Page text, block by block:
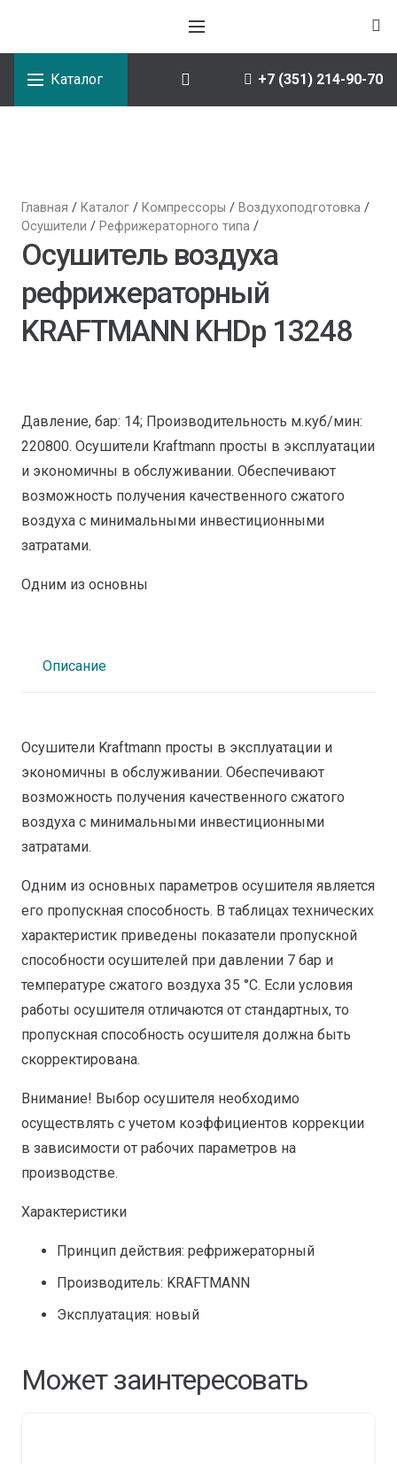
Каталог +7 (351) 214-90-70
Главная / Каталог / Компрессоры / Воздухоподготовка /
Осушители / Рефрижераторного типа /
Осушитель воздуха
рефрижераторный
KRAFTMANN KHDp 13248
Давление, бар: 14; Производительность м.куб/мин:
220800. Осушители Kraftmann просты в эксплуатации
и экономичны в обслуживании. Обеспечивают
возможность получения качественного сжатого
воздуха с минимальными инвестиционными
затратами.
Одним из основны
Описание
Осушители Kraftmann просты в эксплуатации и
экономичны в обслуживании. Обеспечивают
возможность получения качественного сжатого
воздуха с минимальными инвестиционными
затратами.
Одним из основных параметров осушителя является
его пропускная способность. В таблицах технических
характеристик приведены показатели пропускной
способности осушителей при давлении 7 бар и
температуре сжатого воздуха 35 °С. Если условия
работы осушителя отличаются от стандартных, то
пропускная способность осушителя должна быть
скорректирована.
Внимание! Выбор осушителя необходимо
осуществлять с учетом коэффициентов коррекции
в зависимости от рабочих параметров на
производстве.
Характеристики
Принцип действия: рефрижераторный
Производитель: KRAFTMANN
Эксплуатация: новый
Может заинтересовать